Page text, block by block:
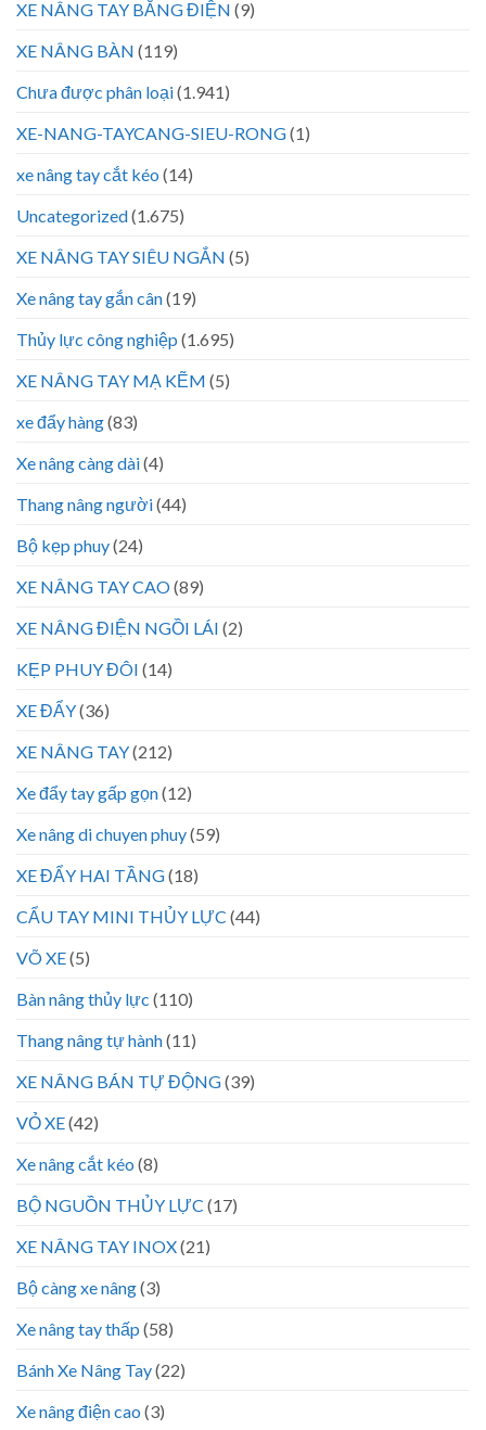
XE NÂNG TAY BẰNG ĐIỆN (9)
XE NÂNG BÀN (119)
Chưa được phân loại(1.941)
XE-NANG-TAYCANG-SIEU-RONG(1)
xe nâng tay cắt kéo (14)
Uncategorized(1.675)
XE NÂNG TAY SIÊU NGẮN (5)
Xe nâng tay gắn cân(19)
Thủy lực công nghiệp (1.695)
XE NÂNG TAY MẠ KẼM (5)
xe đẩy hàng(83)
Xe nâng càng dài(4)
Thang nâng người(44)
Bộ kẹp phuy(24)
XE NÂNG TAY CAO(89)
XE NÂNG ĐIỆN NGỒI LÁI (2)
KẸP PHUY ĐÔI (14)
XE ĐẨY(36)
XE NÂNG TAY(212)
Xe đẩy tay gấp gọn(12)
Xe nâng di chuyen phuy(59)
XE ĐẨY HAI TẦNG(18)
CẨU TAY MINI THỦY LỰC (44)
VÕ XE(5)
Bàn nâng thủy lực (110)
Thang nâng tự hành(11)
XE NÂNG BÁN TỰ ĐỘNG(39)
VỎ XE(42)
Xe nâng cắt kéo (8)
BỘ NGUỒN THỦY LỰC (17)
XE NÂNG TAY INOX(21)
Bộ càng xe nâng(3)
Xe nâng tay thấp (58)
Bánh Xe Nâng Tay(22)
Xe nâng điện cao (3)